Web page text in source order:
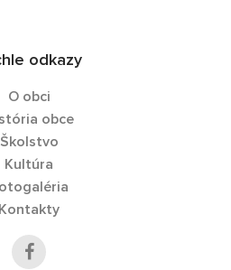
odkazy
O obci
obce
Školstvo
Kultúra
Kontakty